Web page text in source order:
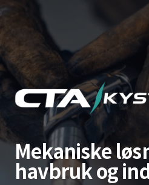
Mekaniske
havbruk og